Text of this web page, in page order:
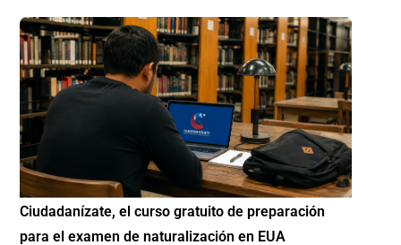
Si eres residente ingresa a Ciudadanízate, el curso
gratuito de preparación para el examen de